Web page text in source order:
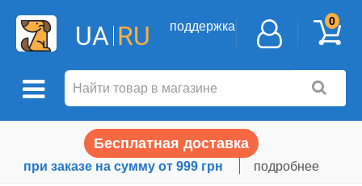
UA RU поддержка 0
Бесплатная доставка
при заказе на сумму от 999 грн подробнее